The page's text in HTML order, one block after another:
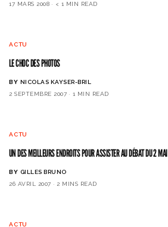
17 MARS 2008
< 1 MIN READ
ACTU
LE CHOC DES PHOTOS
BY NICOLAS KAYSER-BRIL
2 SEPTEMBRE 2007
1 MIN READ
ACTU
UN DES MEILLEURS ENDROITS POUR ASSISTER AU DÉBAT DU 2 MAI
BY GILLES BRUNO
26 AVRIL 2007
2 MINS READ
ACTU